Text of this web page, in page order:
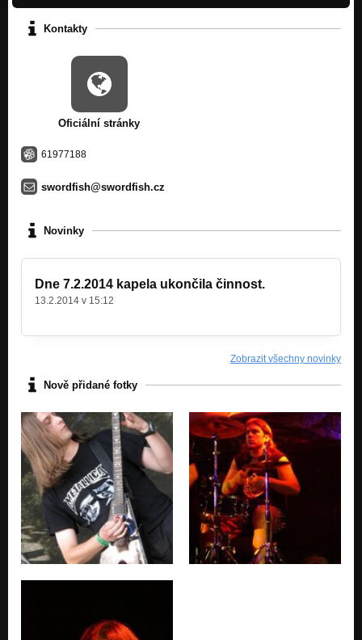
Faceless Dog [demo 2007]
Nezařazeno
Kontakty
Oficiální stránky
61977188
swordfish@swordfish.cz
Novinky
Dne 7.2.2014 kapela ukončila činnost.
13.2.2014 v 15:12
Zobrazit všechny novinky
Nově přidané fotky